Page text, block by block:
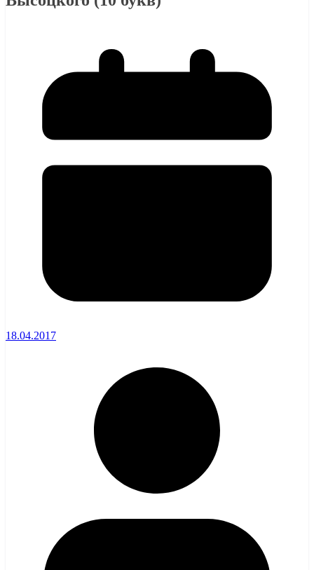
18.04.2017